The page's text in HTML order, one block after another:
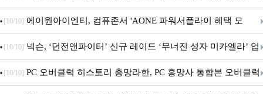
출시
[10/10] 에이원아이엔티, 컴퓨존서 'AONE 파워서플라이 혜택 모
음.ZIP' 이벤트 진행
[10/10] 넥슨, ‘던전앤파이터’ 신규 레이드 ‘무너진 성자 미카엘라’ 업
데이트!
[10/10] PC 오버클럭 히스토리 총망라한, PC 흥망사 통합본 오버클럭